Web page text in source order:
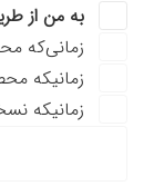
به من از
زمانی‌که
زمانیکه
زمانیکه